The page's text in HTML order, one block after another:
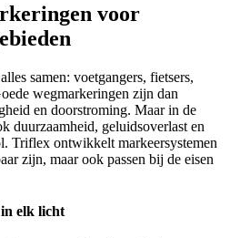
voor
samen: voetgangers, fietsers,
wegmarkeringen zijn dan
en doorstroming. Maar in de
duurzaamheid, geluidsoverlast en
Triflex ontwikkelt markeersystemen
zijn, maar ook passen bij de eisen
elk licht